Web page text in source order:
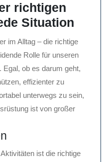
richtigen
Situation
im Alltag – die richtige
Rolle für unseren
Egal, ob es darum geht,
effizienter zu
unterwegs zu sein,
ist von großer
ist die richtige